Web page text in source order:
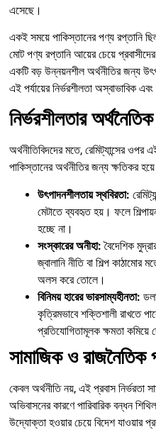
এসেছে।
একই সময়ে পাকিস্তানের পণ্য রপ্তানি
মোট পণ্য রপ্তানি আয়ের চেয়ে প্রবাসীদের
একটি বড় উন্নয়নশীল অর্থনীতির জন্য
এই পর্যায়ের নির্ভরশীলতা অস্বাভাবিক
নির্ভরশীলতার
অর্থনীতিবিদদের মতে, রেমিট্যান্সের ওপর
পাকিস্তানের অর্থনীতির জন্য ক্ষতিকর
উৎপাদনশীলতায় স্থবিরতা:
মেটাতে ব্যবহৃত হয়। ফলে
হচ্ছে না।
সংস্কারের অনীহা:বৈদেশিক
জ্বালানি নীতি বা শিল্প
অলস করে তোলে।
বিনিময় হারের ভারসাম্যহীনতা:
কৃত্রিমভাবে শক্তিশালী রাখতে
প্রতিযোগিতামূলক ক্ষমতা কমিয়ে
সামাজিক ও রাজনৈতিক
কেবল অর্থনীতি নয়, এই প্রবাস নির্ভরতা
অভিবাসনের কারণে পারিবারিক বন্ধন
উদ্যোক্তা হওয়ার চেয়ে বিদেশ যাওয়ার